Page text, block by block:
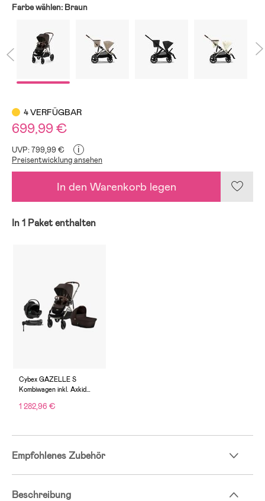
Farbe wählen: Braun
4 VERFÜGBAR
699,99 €
UVP: 799,99 € i
Preisentwicklung ansehen
In den Warenkorb legen
In 1 Paket enthalten
Cybex GAZELLE S
Kombiwagen inkl. Axkid
Basis, Chocolate Brown
1 282,96 €
Empfohlenes Zubehör
Beschreibung